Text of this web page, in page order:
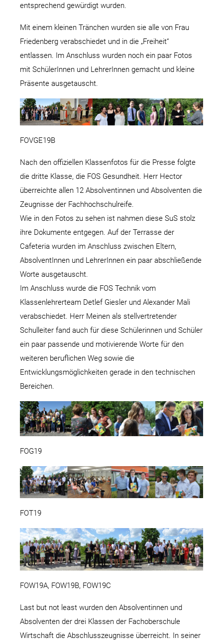
entsprechend gewürdigt wurden.
Mit einem kleinen Tränchen wurden sie alle von Frau
Friedenberg verabschiedet und in die „Freiheit“
entlassen. Im Anschluss wurden noch ein paar Fotos
mit SchülerInnen und LehrerInnen gemacht und kleine
Präsente ausgetauscht.
FOVGE19B
Nach den offiziellen Klassenfotos für die Presse folgte
die dritte Klasse, die FOS Gesundheit. Herr Hector
überreichte allen 12 Absolventinnen und Absolventen die
Zeugnisse der Fachhochschulreife.
Wie in den Fotos zu sehen ist nahmen diese SuS stolz
ihre Dokumente entgegen. Auf der Terrasse der
Cafeteria wurden im Anschluss zwischen Eltern,
AbsolventInnen und LehrerInnen ein paar abschließende
Worte ausgetauscht.
Im Anschluss wurde die FOS Technik vom
Klassenlehrerteam Detlef Giesler und Alexander Mali
verabschiedet. Herr Meinen als stellvertretender
Schulleiter fand auch für diese Schülerinnen und Schüler
ein paar passende und motivierende Worte für den
weiteren beruflichen Weg sowie die
Entwicklungsmöglichkeiten gerade in den technischen
Bereichen.
FOG19
FOT19
FOW19A, FOW19B, FOW19C
Last but not least wurden den Absolventinnen und
Absolventen der drei Klassen der Fachoberschule
Wirtschaft die Abschlusszeugnisse überreicht. In seiner